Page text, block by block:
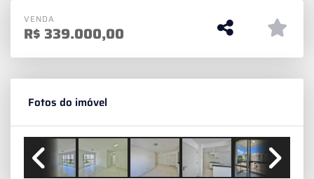
VENDA
R$ 339.000,00
Fotos do imóvel